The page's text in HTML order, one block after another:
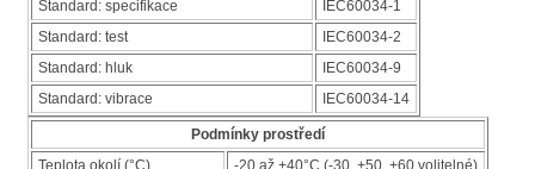
Standard: specifikace
IEC60034-1
Standard: test
IEC60034-2
Standard: hluk
IEC60034-9
Standard: vibrace
IEC60034-14
Podmínky prostředí
Teplota okolí (°C)
-20 až +40°C (-30, +50, +60 volitelné)